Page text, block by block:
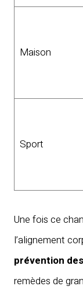
Maison
Sport
Une fois ce
l’alignement
prévention
remèdes de